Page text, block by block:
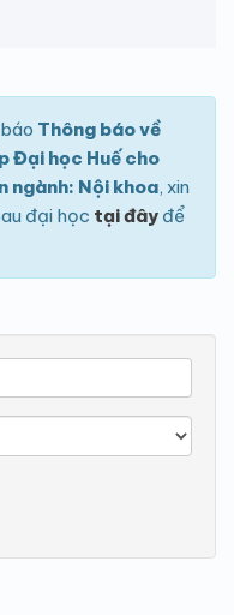
Thông báo về
Đại học Huế cho
ngành: Nội khoa, xin
đại học tại đây để